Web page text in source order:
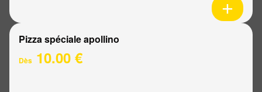
Pizza spéciale apollino
Dès 10.00 €